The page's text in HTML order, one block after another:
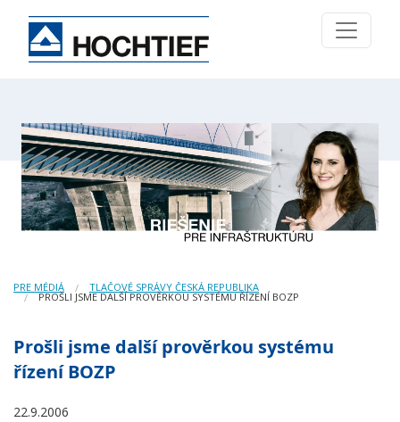
PRE MÉDIÁ TLAČOVÉ SPRÁVY ČESKÁ REPUBLIKA
PROŠLI JSME DALŠÍ PROVĚRKOU SYSTÉMU ŘÍZENÍ BOZP
Prošli jsme další prověrkou systému
řízení BOZP
22.9.2006